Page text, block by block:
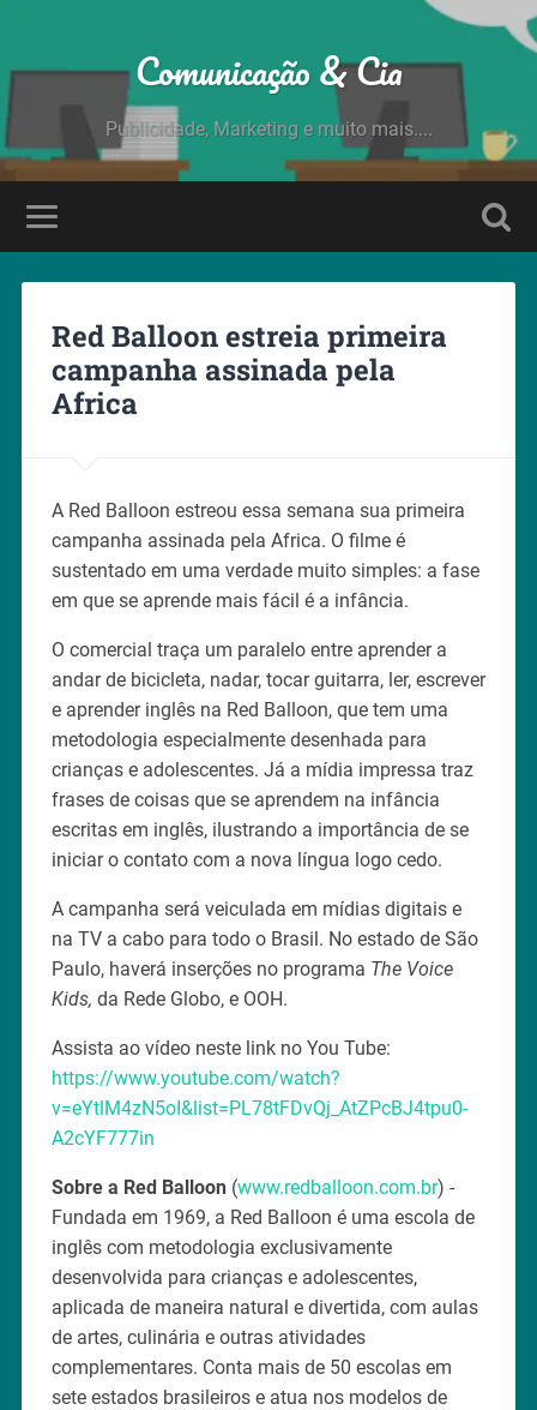
Comunicação & Cia
Publicidade, Marketing e muito mais....
Red Balloon estreia primeira
campanha assinada pela
Africa
A Red Balloon estreou essa semana sua primeira
campanha assinada pela Africa. O filme é
sustentado em uma verdade muito simples: a fase
em que se aprende mais fácil é a infância.
O comercial traça um paralelo entre aprender a
andar de bicicleta, nadar, tocar guitarra, ler, escrever
e aprender inglês na Red Balloon, que tem uma
metodologia especialmente desenhada para
crianças e adolescentes. Já a mídia impressa traz
frases de coisas que se aprendem na infância
escritas em inglês, ilustrando a importância de se
iniciar o contato com a nova língua logo cedo.
A campanha será veiculada em mídias digitais e
na TV a cabo para todo o Brasil. No estado de São
Paulo, haverá inserções no programa The Voice
Kids, da Rede Globo, e OOH.
Assista ao vídeo neste link no You Tube:
https://www.youtube.com/watch?
v=eYtlM4zN5oI&list=PL78tFDvQj_AtZPcBJ4tpu0-
A2cYF777in
Sobre a Red Balloon (www.redballoon.com.br) -
Fundada em 1969, a Red Balloon é uma escola de
inglês com metodologia exclusivamente
desenvolvida para crianças e adolescentes,
aplicada de maneira natural e divertida, com aulas
de artes, culinária e outras atividades
complementares. Conta mais de 50 escolas em
sete estados brasileiros e atua nos modelos de